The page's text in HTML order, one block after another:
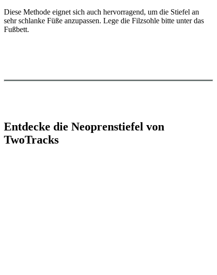
Diese Methode eignet sich auch hervorragend, um die Stiefel an
sehr schlanke Füße anzupassen. Lege die Filzsohle bitte unter das
Fußbett.
Entdecke die Neoprenstiefel von
TwoTracks